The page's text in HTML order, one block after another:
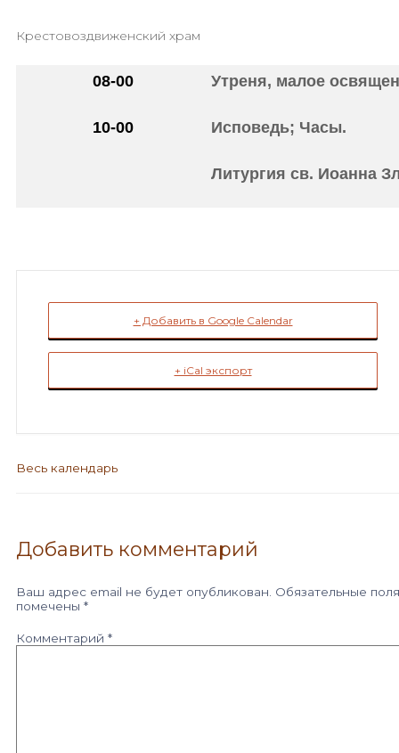
Крестовоздвиженский храм
08-00
10-00
Утреня, малое
Исповедь; Часы.
Литургия св. Иоанна
+ Добавить в Google Calendar
+ iCal экспорт
Весь календарь
Добавить комментарий
Ваш адрес email не будет опубликован. Обязательные поля
помечены *
Комментарий *